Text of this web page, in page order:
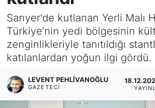
Sarıyer'de kutlanan Yerli Malı
Türkiye’nin yedi bölgesinin
zenginlikleriyle tanıtıldığı
katılanlardan yoğun ilgi gördü.
LEVENT PEHLIVANOĞLU
GAZETECI
KÖŞE YAZILARI
KÖŞE YAZILARI (Arşiv)